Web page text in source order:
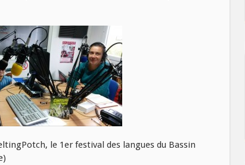
le 1er festival des langues du Bassin